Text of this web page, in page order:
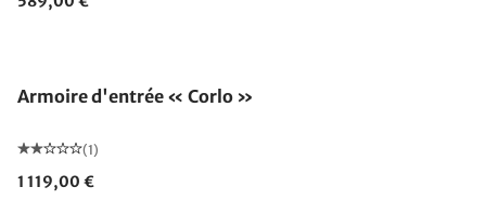
Armoire d'entrée « Corlo »
(1)
1 119,00 €